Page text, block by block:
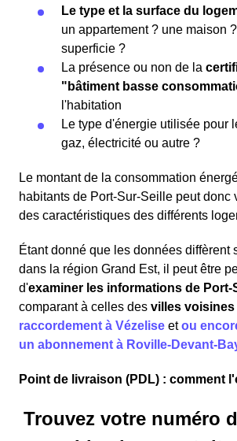
Le type et la surface du
un appartement ? une maison
superficie ?
La présence ou non de la
"bâtiment basse
l'habitation
Le type d'énergie utilisée pour
gaz, électricité ou autre ?
Le montant de la consommation
habitants de Port-Sur-Seille peut donc
des caractéristiques des différents
Étant donné que les données diffèrent
dans la région Grand Est, il peut être
d'examiner les informations de Port-
comparant à celles des villes voisines
raccordement à Vézelise etou
un abonnement à Roville-Devant-
Point de livraison (PDL) : comment